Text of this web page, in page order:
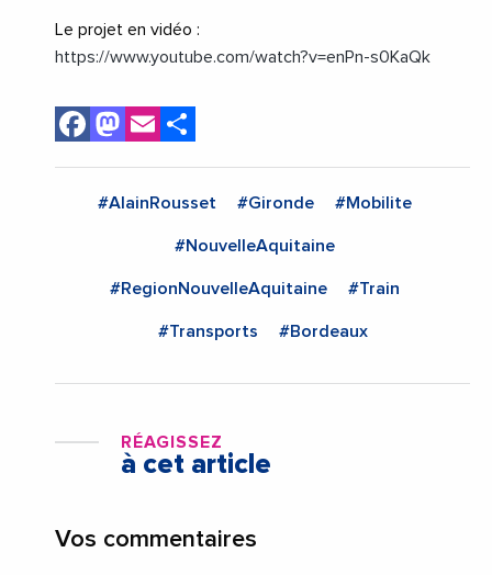
Le projet en vidéo :
https://www.youtube.com/watch?v=enPn-s0KaQk
Facebook
Mastodon
Email
#AlainRousset #Gironde #Mobilite
#NouvelleAquitaine
#RegionNouvelleAquitaine #Train
#Transports #Bordeaux
RÉAGISSEZ
à cet article
Vos commentaires